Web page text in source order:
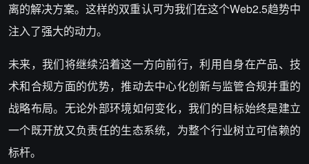
离的解决方案。这样的双重认可为我们在这个Web2.5趋势中
注入了强大的动力。
未来，我们将继续沿着这一方向前行，利用自身在产品、技
术和合规方面的优势，推动去中心化创新与监管合规并重的
战略布局。无论外部环境如何变化，我们的目标始终是建立
一个既开放又负责任的生态系统，为整个行业树立可信赖的
标杆。